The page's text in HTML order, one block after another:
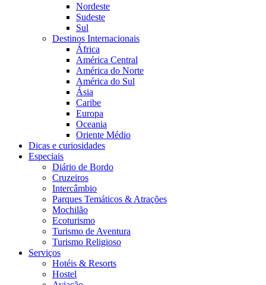
Nordeste
Sudeste
Sul
Destinos Internacionais
África
América Central
América do Norte
América do Sul
Ásia
Caribe
Europa
Oceania
Oriente Médio
Dicas e curiosidades
Especiais
Diário de Bordo
Cruzeiros
Intercâmbio
Parques Temáticos & Atrações
Mochilão
Ecoturismo
Turismo de Aventura
Turismo Religioso
Serviços
Hotéis & Resorts
Hostel